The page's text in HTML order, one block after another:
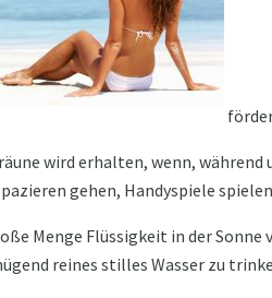
wird erhalten, wenn,
gehen, Handyspiele
Menge Flüssigkeit in der
reines stilles Wasser zu